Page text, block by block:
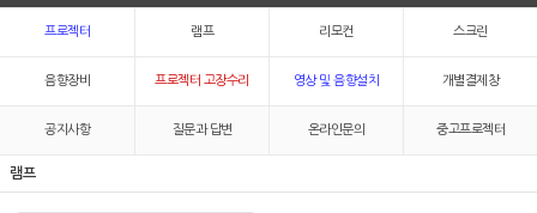
프로젝터 램프 리모컨 스크린
음향장비 프로젝터 고장수리 영상 및 음향설치 개별결제창
공지사항 질문과 답변 온라인문의 중고프로젝터
램프